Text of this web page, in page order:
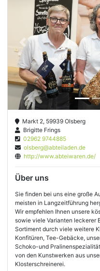
Previous
Markt 2, 59939 Olsberg
Brigitte Frings
02962 9744885
olsberg@abteiladen.de
http://www.abteiwaren.de/
Über uns
Sie finden bei uns eine große
meisten in Langzeitführung
Wir empfehlen Ihnen unsere
sowie viele Varianten leckerer
Sortiment durch viele weitere
Konfitüren, Tee-Gebäcke,
Schoko-und
von den Kunstwerken aus
Klosterschreinerei.